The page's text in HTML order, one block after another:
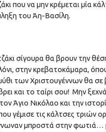
που να μην κρέμεται μία
του Άη-Βασίλη.
σίγουρα θα βρουν την
στην κρεβατοκάμαρα, όπου
των Χριστουγέννων θα σε
και το ταίρι σου! Μην
Άγιο Νικόλαο και την
γέμισε τις κάλτσες τριών
μπροστά στην φωτιά…